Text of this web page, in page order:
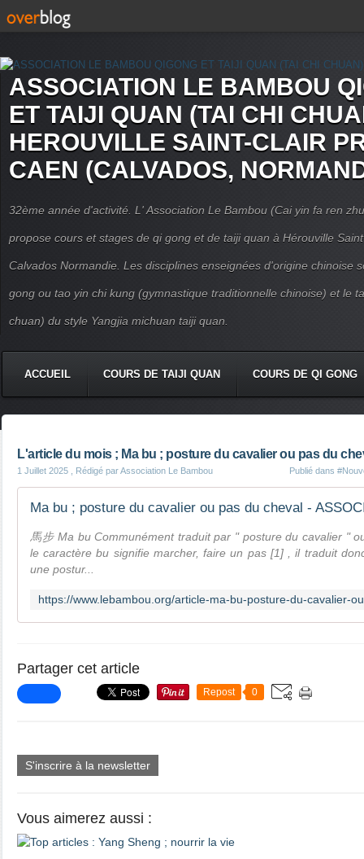
ASSOCIATION LE BAMBOU
ET TAIJI QUAN (TAI CHI
HEROUVILLE SAINT-CLAIR
CAEN (CALVADOS,
32ème année d'activité. L' Association Le Bambou (Cai yin fa ren
propose cours et stages de qi gong et de taiji quan à Hérouville
Calvados Normandie. Les disciplines enseignées d'origine chinoise
gong ou tao yin chi kung (gymnastique traditionnelle chinoise) et le
chuan) du style Yangjia michuan taiji quan.
ACCUEIL COURS DE TAIJI QUAN COURS DE QI GONG
L'article du mois ; Ma bu ; posture du cavalier ou pas du
1 Juillet 2025 , Rédigé par Association Le Bambou Publié dans
馬步 Ma bu Communément traduit par " posture du cavalier "
le caractère bu signifie marcher, faire un pas [1] , il traduit
une postur...
Partager cet article
Repost 0
S'inscrire à la newsletter
Vous aimerez aussi :